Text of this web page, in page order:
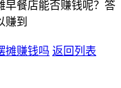
早餐店能否赚钱呢？答
赚到
摊赚钱吗 返回列表